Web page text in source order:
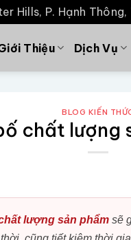
Hills, P. Hạnh Thông,
Thiệu Dịch Vụ
BLOG KIẾN
chất lượng
lượng sản phẩm sẽ